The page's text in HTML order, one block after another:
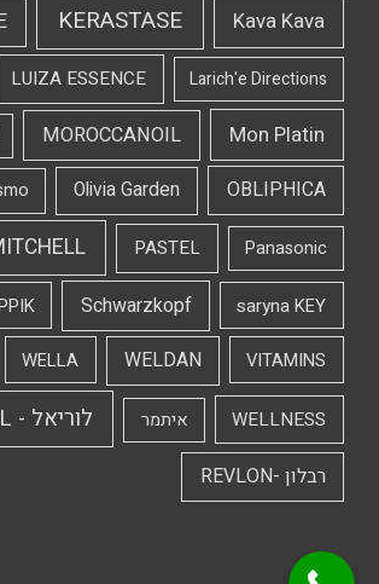
Kava Kava
KERASTASE
Larich'e Directions
LUIZA ESSENCE
Mon Platin
MOROCCANOIL
OBLIPHICA
Olivia Garden
Panasonic
PASTEL
saryna KEY
Schwarzkopf
VITAMINS
WELDAN
WELLA
WELLNESS איתמר לוריאל - LOREAL
רבלון -REVLON